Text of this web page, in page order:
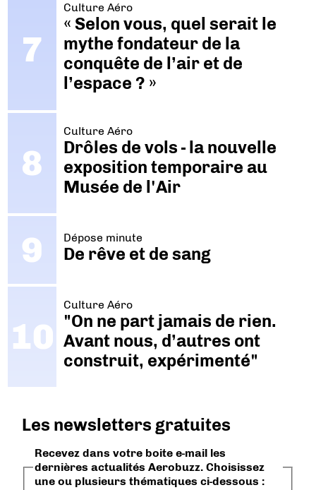
Culture Aéro
« Selon vous, quel serait le
mythe fondateur de la
conquête de l’air et de
l’espace ? »
Culture Aéro
Drôles de vols - la nouvelle
exposition temporaire au
Musée de l'Air
Dépose minute
De rêve et de sang
Culture Aéro
"On ne part jamais de rien.
Avant nous, d’autres ont
construit, expérimenté"
Les newsletters gratuites
Recevez dans votre boite e-mail les
dernières actualités Aerobuzz. Choisissez
une ou plusieurs thématiques ci-dessous :